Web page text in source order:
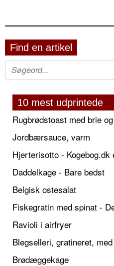
Find en artikel
10 mest udprintede
Rugbrødstoast med brie
Jordbærsauce, varm
Hjerterisotto - Kogebog.dk
Daddelkage - Bare bedst
Belgisk ostesalat
Fiskegratin med spinat -
Ravioli i airfryer
Blegselleri, gratineret,
Brødæggekage